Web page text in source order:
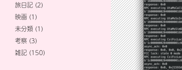
旅日記 (2)
映画 (1)
未分類 (1)
考察 (3)
雑記 (150)